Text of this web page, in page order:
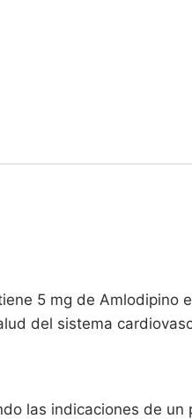
5 mg de
del sistema
las indicaciones de